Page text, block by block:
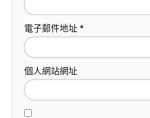
電子郵件地址 *
個人網站網址